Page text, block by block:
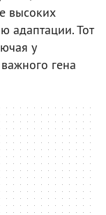
высоких
адаптации. Тот
у
гена